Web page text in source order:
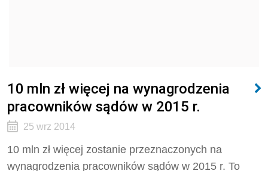
10 mln zł więcej na wynagrodzenia
pracowników sądów w 2015 r.
25 wrz 2014
10 mln zł więcej zostanie przeznaczonych na
wynagrodzenia pracowników sądów w 2015 r. To